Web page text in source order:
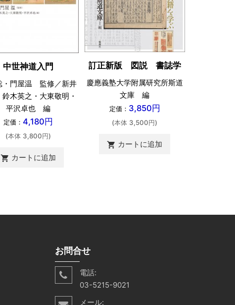
中世神道入門
・門屋温 監修／新井
鈴木英之・大東敬明・
平沢卓也 編
定価： 4,180円
(本体 3,800円)
shopping_cart カートに追加
訂正新版 図説 書誌学
慶應義塾大学附属研究所斯道
文庫 編
定価： 3,850円
(本体 3,500円)
shopping_cart カートに追加
お問合せ
電話:
03-5215-9021
メール: